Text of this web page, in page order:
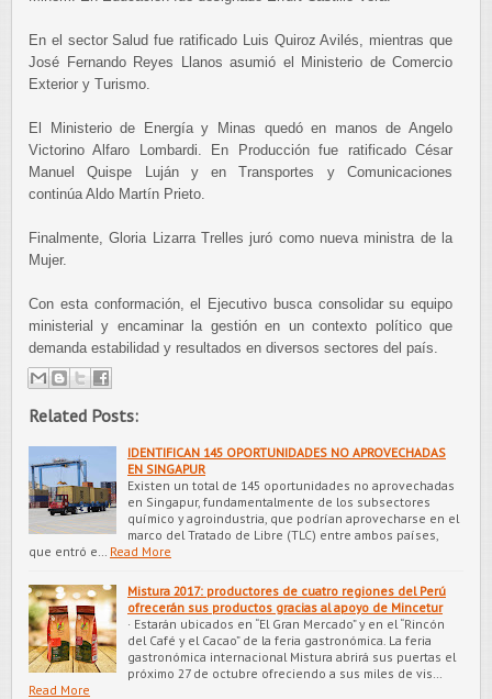
En el sector Salud fue ratificado Luis Quiroz Avilés, mientras que
José Fernando Reyes Llanos asumió el Ministerio de Comercio
Exterior y Turismo.
El Ministerio de Energía y Minas quedó en manos de Angelo
Victorino Alfaro Lombardi. En Producción fue ratificado César
Manuel Quispe Luján y en Transportes y Comunicaciones
continúa Aldo Martín Prieto.
Finalmente, Gloria Lizarra Trelles juró como nueva ministra de la
Mujer.
Con esta conformación, el Ejecutivo busca consolidar su equipo
ministerial y encaminar la gestión en un contexto político que
demanda estabilidad y resultados en diversos sectores del país.
Related Posts:
IDENTIFICAN 145 OPORTUNIDADES NO APROVECHADAS
EN SINGAPUR
Existen un total de 145 oportunidades no aprovechadas
en Singapur, fundamentalmente de los subsectores
químico y agroindustria, que podrían aprovecharse en el
marco del Tratado de Libre (TLC) entre ambos países,
que entró e…
Read More
Mistura 2017: productores de cuatro regiones del Perú
ofrecerán sus productos gracias al apoyo de Mincetur
· Estarán ubicados en “El Gran Mercado” y en el “Rincón
del Café y el Cacao” de la feria gastronómica. La feria
gastronómica internacional Mistura abrirá sus puertas el
próximo 27 de octubre ofreciendo a sus miles de vis…
Read More